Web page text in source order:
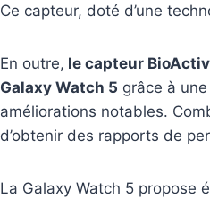
Ce capteur, doté d’une
En outre, le capteur
Galaxy Watch 5 grâce à
améliorations notables.
d’obtenir des rapports de
La Galaxy Watch 5 propose